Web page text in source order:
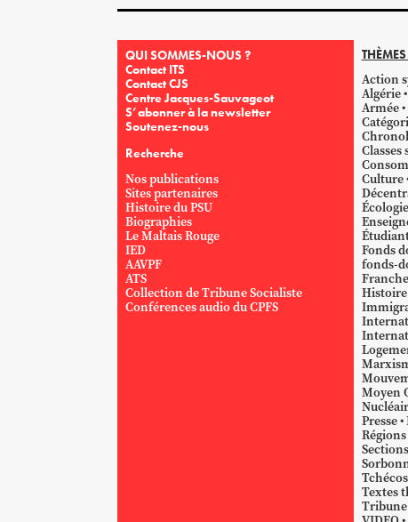
QUI SOMMES-NOUS ?
Contact ITS
Contact CJS
Centre Jacques-Sauvageot
S’abonner à la newsletter
Soutenez-nous
Recherche
Nos publications
Sites partenaires
Histoire du PSU
Biographies
Le Maltais Rouge
IED
AAVPF
ATS
Collection de Tribune Socialiste
Conférences audio du CPFS
Action
Algérie
Armée
Classes
Culture
Écologie
Fonds
fonds-
Histoire
Moyen
Presse
Sections
Textes
Tribune